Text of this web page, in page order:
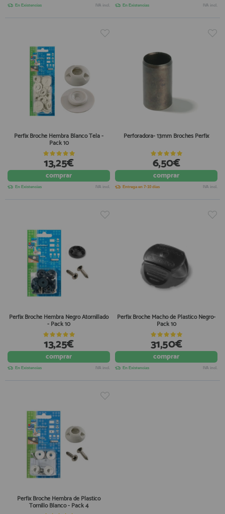
En Existencias IVA incl. En Existencias IVA incl.
Perfix Broche Hembra Blanco Tela -
Pack 10
13,25€
comprar
En Existencias IVA incl.
Perforadora- 13mm Broches Perfix
6,50€
comprar
Entrega en 7-10 días IVA incl.
Perfix Broche Hembra Negro Atornillado
- Pack 10
13,25€
comprar
En Existencias IVA incl.
Perfix Broche Macho de Plastico Negro-
Pack 10
31,50€
comprar
En Existencias IVA incl.
Perfix Broche Hembra de Plastico
Tornillo Blanco - Pack 4